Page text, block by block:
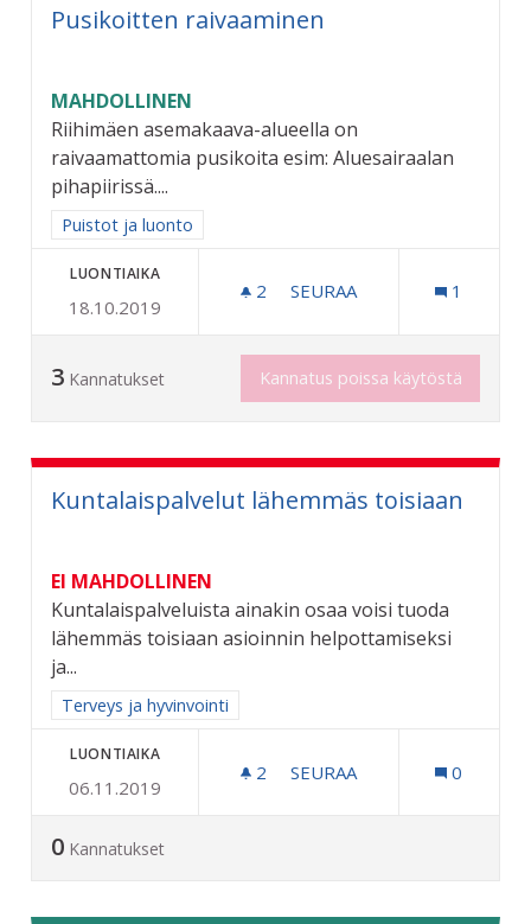
Pusikoitten raivaaminen
MAHDOLLINEN
Riihimäen asemakaava-alueella on
raivaamattomia pusikoita esim: Aluesairaalan
pihapiirissä....
Rajaa tulokset aihepiirin mukaan: Puistot ja luonto
Puistot ja luonto
LUONTIAIKA
18.10.2019
2 2 SEURAAJAA
SEURAA 1
3 Kannatukset Kannatus poissa käytöstä
Kuntalaispalvelut lähemmäs toisiaan
EI MAHDOLLINEN
Kuntalaispalveluista ainakin osaa voisi tuoda
lähemmäs toisiaan asioinnin helpottamiseksi
ja...
Rajaa tulokset aihepiirin mukaan: Terveys ja hyvinvointi
Terveys ja hyvinvointi
LUONTIAIKA
06.11.2019
2 2 SEURAAJAA
SEURAA 0
0 Kannatukset